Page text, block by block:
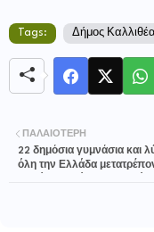
Tags: Δήμος
ΠΑΛΑΙΌΤΕΡΗ
22 δημόσια γυμνάσια και
όλη την Ελλάδα